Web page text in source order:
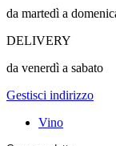
da martedì a
DELIVERY
da venerdì a sabato
Gestisci indirizzo
Vino